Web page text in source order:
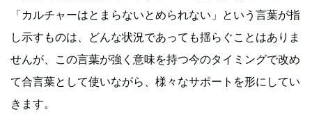
「カルチャーはとまらないとめられない」という言葉が指
し示すものは、どんな状況であっても揺らぐことはありま
せんが、この言葉が強く意味を持つ今のタイミングで改め
て合言葉として使いながら、様々なサポートを形にしてい
きます。